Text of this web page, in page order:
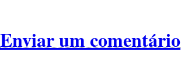
Enviar um comentário